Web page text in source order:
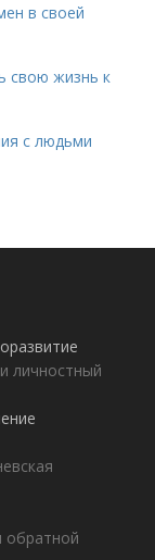
в своей
свою жизнь к
с людьми
личностный
обратной